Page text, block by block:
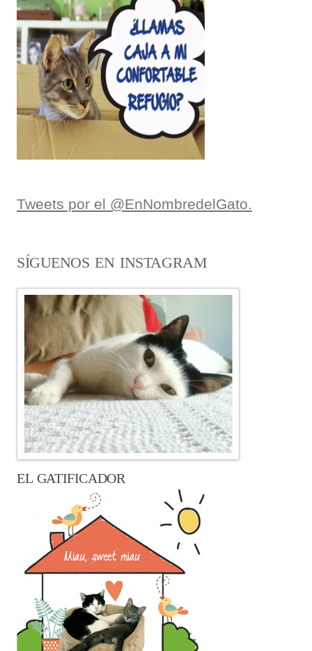
Tweets por el @EnNombredelGato.
SÍGUENOS EN INSTAGRAM
EL GATIFICADOR